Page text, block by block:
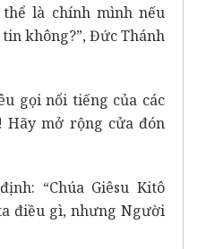
là chính mình nếu
không?”, Đức Thánh
gọi nổi tiếng của các
mở rộng cửa đón
“Chúa Giêsu Kitô
điều gì, nhưng Người